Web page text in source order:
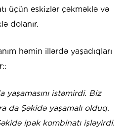
üçün eskizlər çəkməklə və
dolanır.
həmin illərdə yaşadıqları
yaşamasını istəmirdi. Biz
da Şəkidə yaşamalı olduq.
ipək kombinatı işləyirdi.